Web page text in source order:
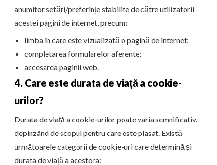
anumitor setări/preferințe stabilite de către utilizatorii
acestei pagini de internet, precum:
limba în care este vizualizată o pagină de internet;
completarea formularelor aferente;
accesarea paginii web.
4. Care este durata de viață a cookie-
urilor?
Durata de viață a cookie-urilor poate varia semnificativ,
depinzând de scopul pentru care este plasat. Există
următoarele categorii de cookie-uri care determină și
durata de viață a acestora: